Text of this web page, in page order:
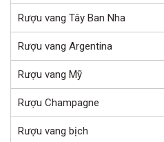
Rượu vang Tây Ban Nha
Rượu vang Argentina
Rượu vang Mỹ
Rượu Champagne
Rượu vang bịch